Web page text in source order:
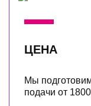
ЦЕНА
Мы
подачи от